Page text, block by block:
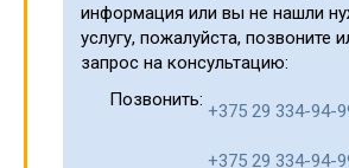
информация или вы не нашли
услугу, пожалуйста, позвоните
запрос на консультацию:
Позвонить:
+375 29 334-94-
+375 29 334-94-